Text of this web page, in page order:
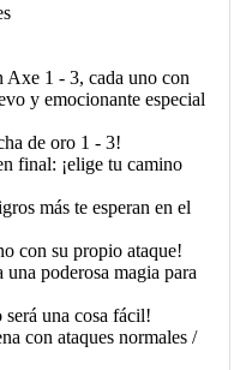
Axe 1 - 3, cada uno con
y emocionante especial
de oro 1 - 3!
final: ¡elige tu camino
más te esperan en el
con su propio ataque!
poderosa magia para
una cosa fácil!
con ataques normales /